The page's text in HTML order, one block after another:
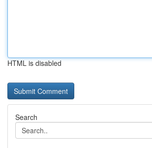
HTML is disabled
Search